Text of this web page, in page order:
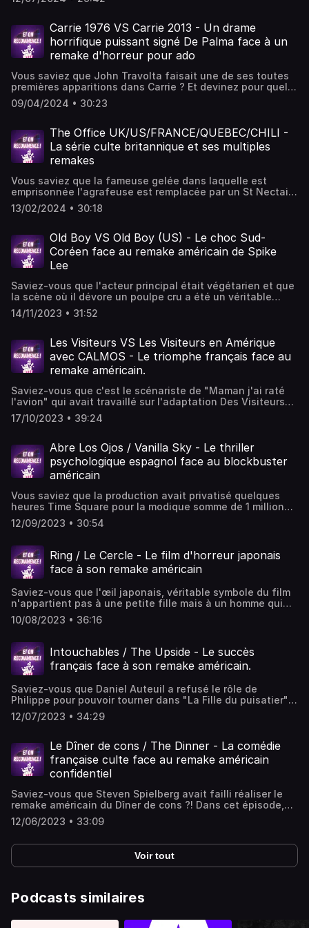
Lhermitte ? Dans cet épisode, Cynthia, Ugo, Elise et
française adorée des enfants et son remake américain, à
peine connu chez nous. Une discussion animée, ponctuée
d'humour et d'anecdotes autour des films, qui pour les
plus vieux vous fera replonger dans vos souvenirs des
années 90 ou vous fera faire un sacré voyage dans le
temps pour les plus jeunes ! Bon épisode ;)
Carrie 1976 VS Carrie 2013 - Un drame
horrifique puissant signé De Palma face à un
remake d'horreur pour ado
Vous saviez que John Travolta faisait une de ses toutes
premières apparitions dans Carrie ? Et devinez pour quel
gros carton hollywoodien de la même époque Sissy
Spacek (Carrie) avait passé le casting ? Dans cet épisode,
Carrie de 1976 qui a propulsé De Palma sur le devant de la
scène et son remake américain de 2013, pourtant réalisé
par une amie du réalisateur originel. Une discussion
animée, ponctuée d'humour et d'anecdotes autour des
films, qui offre une plongée immersive dans ce film des
années 70 aux vibes si particulières. Bon épisode !
09/04/2024 • 30:23
The Office UK/US/FRANCE/QUEBEC/CHILI -
La série culte britannique et ses multiples
remakes
Vous saviez que la fameuse gelée dans laquelle est
emprisonnée l'agrafeuse est remplacée par un St Nectaire
dans la version française ? Vive la France ! Dans cet
épisode Cynthia, Elise, Ugo et un nouvel invité Bastien
britannique The Office de Ricky Gervais. Tous les pilotes
ont été décortiqués : de l'incontournable version
américaine marquée à jamais par la brillante
interprétation de Steve Carell, la française servie par les
auteurs de Messages à caractères informatifs, la
québécoise portée sur le sexe et la Chilienne beaucoup
plus travaillée, il y a de quoi faire !
13/02/2024 • 30:18
Old Boy VS Old Boy (US) - Le choc Sud-
Coréen face au remake américain de Spike
Lee
Saviez-vous que l'acteur principal était végétarien et que
la scène où il dévore un poulpe cru a été un véritable
enfer pour lui? Dans cet épisode, Cynthia, Ugo et Elise
explorent les comparaisons entre le film original sud-
américain du même nom, signé Spike Lee. Une discussion
animée, ponctuée d'humour et d'anecdotes autour des
films, qui offre une plongée immersive dans l'univers
cinématographique d'Old Boy. Si l’original fait l’unanimité,
le remake se fait joyeusement démonter ! Bon épisode !
14/11/2023 • 31:52
Les Visiteurs VS Les Visiteurs en Amérique
avec CALMOS - Le triomphe français face au
remake américain.
Saviez-vous que c'est le scénariste de "Maman j'ai raté
l'avion" qui avait travaillé sur l'adaptation Des Visiteurs
en Amérique ?Dans cet épisode, Cynthia reçoit David et
Hugo de la chouette chaîne Youtube CALMOS !
avec Les Visiteurs puis direction Chicago dans les années
2000 avec Les Visiteurs en Amérique !Entre blagues
ciselées, analyses impitoyables et quelques clins d'œil
cinéphiles, plongez dans une critique décapante de cette
adaptation qui a laissé le public français dubitatif.Et filez
voir la vidéo incroyable de CALMOS sur Les Visiteurs et
n'oubliez pas de vous abonner à leur super chaîne !
17/10/2023 • 39:24
Abre Los Ojos / Vanilla Sky - Le thriller
psychologique espagnol face au blockbuster
américain
Vous saviez que la production avait privatisé quelques
heures Time Square pour la modique somme de 1 million
de dollars pour la scène mythique du remake américain ?
Dans cet épisode Cynthia, Elise et Ugo découvrent le film
Sky. Le remake a-t-il réussi à dépasser l'original dans le
coeur des invités cette fois ?
12/09/2023 • 30:54
Ring / Le Cercle - Le film d'horreur japonais
face à son remake américain
Saviez-vous que l'œil japonais, véritable symbole du film
n'appartient pas à une petite fille mais à un homme qui
s'est rasé les cils pour l'occasion ? Dans cet épisode,
Cynthia, Ugo et Elise s'attaquent à l'horreur ! C'est dans la
différences entre Ring (Ringu) le film japonais et Le Cercle
(The Ring) le remake américain.
10/08/2023 • 36:16
Intouchables / The Upside - Le succès
français face à son remake américain.
Saviez-vous que Daniel Auteuil a refusé le rôle de
Philippe pour pouvoir tourner dans "La Fille du puisatier" ?
Aïe … Dans cet épisode, Cynthia, Pauline et Ugo ont
choisi la comédie française Intouchables et son remake
la disparition de Philippe Pozzo di Borgo.
12/07/2023 • 34:29
Le Dîner de cons / The Dinner - La comédie
française culte face au remake américain
confidentiel
Saviez-vous que Steven Spielberg avait failli réaliser le
remake américain du Dîner de cons ?! Dans cet épisode,
Cynthia, Ugo et Elise s'intéressent à la comédie française
culte de 1998 et à son remake américain : "The Dinner".
encore plus drôle ? Steve Carell fait-il un meilleur con que
Jacques Villeret ? Les réponses dans l’épisode !
12/06/2023 • 33:09
Voir tout
Podcasts similaires